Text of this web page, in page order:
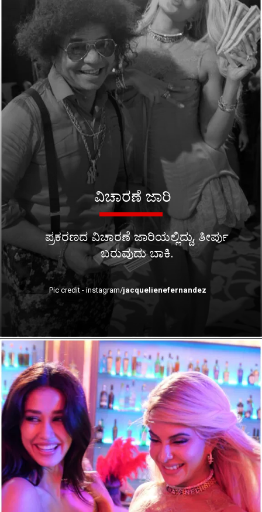
ಪ್ರಕರಣದ ವಿಚಾರಣೆ ಜಾರಿಯಲ್ಲಿದ್ದು, ತೀರ್ಪು
ಬರುವುದು ಬಾಕಿ.
ವಿಚಾರಣೆ ಜಾರಿ
Pic credit - instagram/jacquelienefernandez